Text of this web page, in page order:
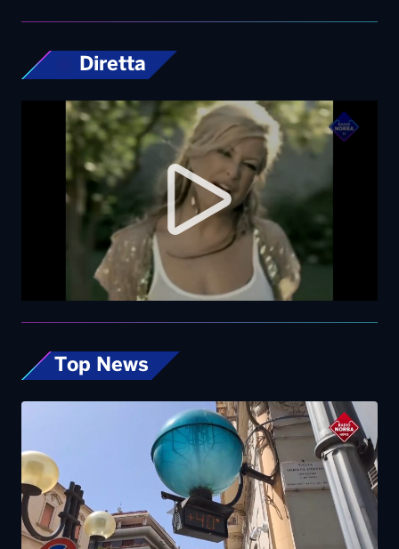
Diretta
Top News